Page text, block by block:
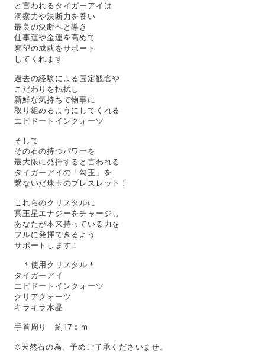
と言われるタイガーアイは
洞察力や決断力を養い
最良の決断へと導き
仕事運や金運を高めて
願望の成就をサポート
してくれます
過去の経験による固定観念や
こだわりを払拭し
新鮮な気持ちで物事に
取り組めるようにしてくれる
エピドートインクォーツ
そして
その石の持つパワーを
最大限に発揮すると言われる
タイガーアイの「勾玉」を
繋ないだ珠玉のブレスレット！
これらのクリスタルに
冥王星エナジーをチャージし
あなたが本来持っている力を
フルに発揮できるよう
サポートします！
＊使用クリスタル＊
タイガーアイ
エピドートインクォーツ
クリアクォーツ
キラキラ水晶
手首周り 約17ｃｍ
※天然石の為、予めご了承くださいませ。